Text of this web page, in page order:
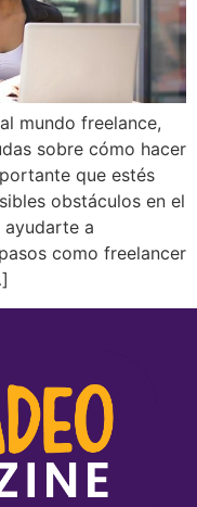
mundo freelance,
sobre cómo hacer
que estés
obstáculos en el
ayudarte a
como freelancer